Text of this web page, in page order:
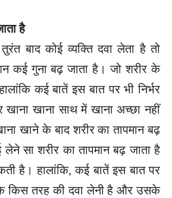
है
बाद कोई व्यक्ति दवा लेता है तो
कई गुना बढ़ जाता है। जो शरीर के
कई बातें इस बात पर भी निर्भर
खाना साथ में खाना अच्छा नहीं
खाने के बाद शरीर का तापमान बढ़
लेने सा शरीर का तापमान बढ़ जाता है
है। हालांकि, कई बातें इस बात पर
किस तरह की दवा लेनी है और उसके